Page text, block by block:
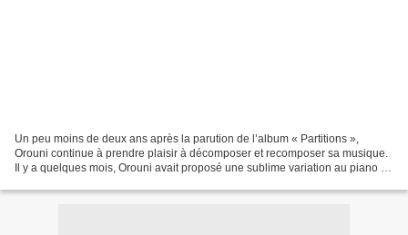
Un peu moins de deux ans après la parution de l’album « Partitions »,
Orouni continue à prendre plaisir à décomposer et recomposer sa musique.
Il y a quelques mois, Orouni avait proposé une sublime variation au piano de